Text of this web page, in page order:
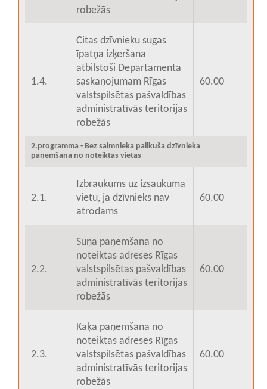
robežās
1.4.
Citas dzīvnieku sugas
īpatņa izķeršana
atbilstoši Departamenta
saskaņojumam Rīgas
valstspilsētas pašvaldības
administratīvās teritorijas
robežās
60.00
2.programma - Bez saimnieka palikuša dzīvnieka
paņemšana no noteiktas vietas
2.1.
Izbraukums uz izsaukuma
vietu, ja dzīvnieks nav
atrodams
60.00
2.2.
Suņa paņemšana no
noteiktas adreses Rīgas
valstspilsētas pašvaldības
administratīvās teritorijas
robežās
60.00
2.3.
Kaķa paņemšana no
noteiktas adreses Rīgas
valstspilsētas pašvaldības
administratīvās teritorijas
robežās
60.00